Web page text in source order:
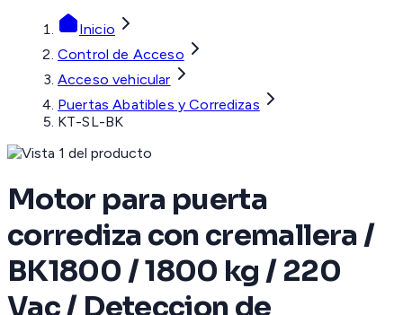
Inicio
Control de Acceso
Acceso vehicular
Puertas Abatibles y Corredizas
KT-SL-BK
Motor para puerta
corrediza con cremallera /
BK1800 / 1800 kg / 220
Vac / Deteccion de